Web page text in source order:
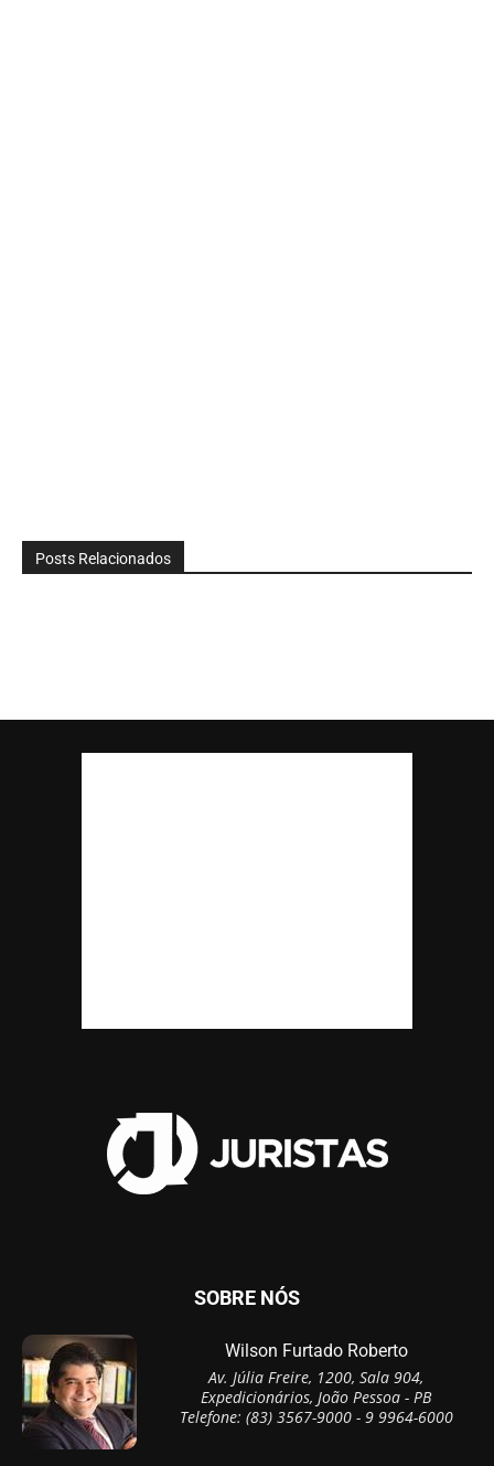
Posts Relacionados
SOBRE NÓS
Wilson Furtado Roberto
Av. Júlia Freire, 1200, Sala 904,
Expedicionários, João Pessoa - PB
Telefone: (83) 3567-9000 - 9 9964-6000